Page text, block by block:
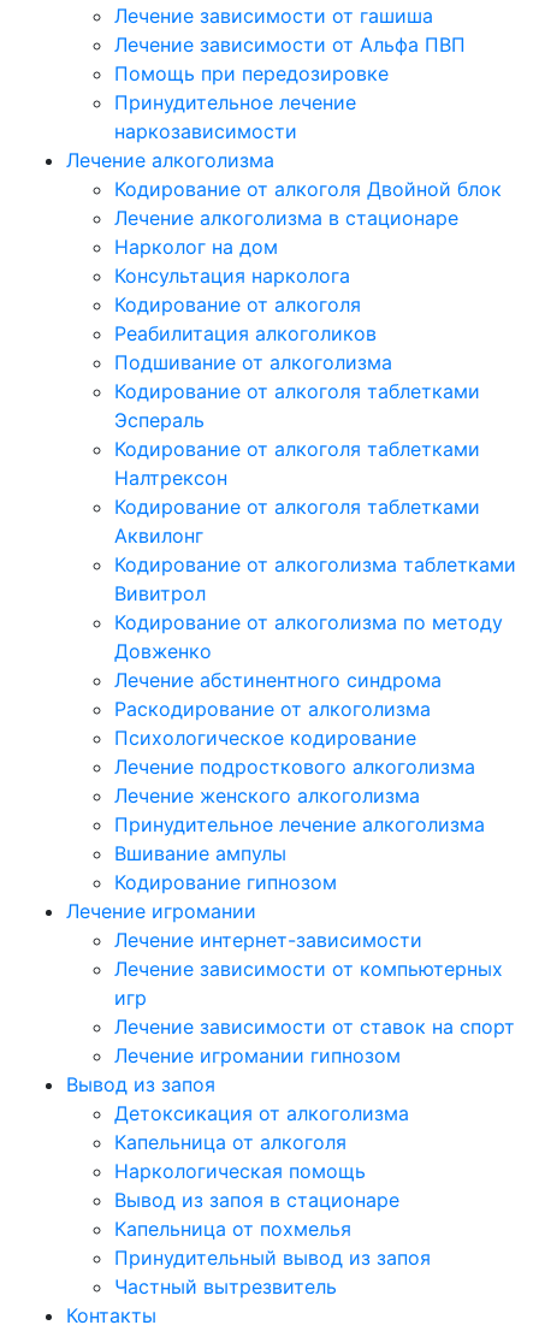
Лечение зависимости от гашиша
Лечение зависимости от Альфа ПВП
Помощь при передозировке
Принудительное лечение
наркозависимости
Лечение алкоголизма
Кодирование от алкоголя Двойной блок
Лечение алкоголизма в стационаре
Нарколог на дом
Консультация нарколога
Кодирование от алкоголя
Реабилитация алкоголиков
Подшивание от алкоголизма
Кодирование от алкоголя таблетками
Эспераль
Кодирование от алкоголя таблетками
Налтрексон
Кодирование от алкоголя таблетками
Аквилонг
Кодирование от алкоголизма таблетками
Вивитрол
Кодирование от алкоголизма по методу
Довженко
Лечение абстинентного синдрома
Раскодирование от алкоголизма
Психологическое кодирование
Лечение подросткового алкоголизма
Лечение женского алкоголизма
Принудительное лечение алкоголизма
Вшивание ампулы
Кодирование гипнозом
Лечение игромании
Лечение интернет-зависимости
Лечение зависимости от компьютерных
игр
Лечение зависимости от ставок на спорт
Лечение игромании гипнозом
Вывод из запоя
Детоксикация от алкоголизма
Капельница от алкоголя
Наркологическая помощь
Вывод из запоя в стационаре
Капельница от похмелья
Принудительный вывод из запоя
Частный вытрезвитель
Контакты